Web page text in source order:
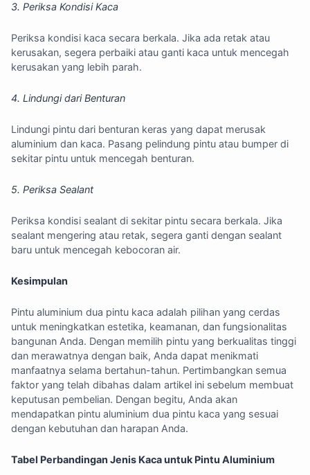
3. Periksa Kondisi Kaca
Periksa kondisi kaca secara berkala. Jika ada retak atau
kerusakan, segera perbaiki atau ganti kaca untuk mencegah
kerusakan yang lebih parah.
4. Lindungi dari Benturan
Lindungi pintu dari benturan keras yang dapat merusak
aluminium dan kaca. Pasang pelindung pintu atau bumper di
sekitar pintu untuk mencegah benturan.
5. Periksa Sealant
Periksa kondisi sealant di sekitar pintu secara berkala. Jika
sealant mengering atau retak, segera ganti dengan sealant
baru untuk mencegah kebocoran air.
Kesimpulan
Pintu aluminium dua pintu kaca adalah pilihan yang cerdas
untuk meningkatkan estetika, keamanan, dan fungsionalitas
bangunan Anda. Dengan memilih pintu yang berkualitas tinggi
dan merawatnya dengan baik, Anda dapat menikmati
manfaatnya selama bertahun-tahun. Pertimbangkan semua
faktor yang telah dibahas dalam artikel ini sebelum membuat
keputusan pembelian. Dengan begitu, Anda akan
mendapatkan pintu aluminium dua pintu kaca yang sesuai
dengan kebutuhan dan harapan Anda.
Tabel Perbandingan Jenis Kaca untuk Pintu Aluminium